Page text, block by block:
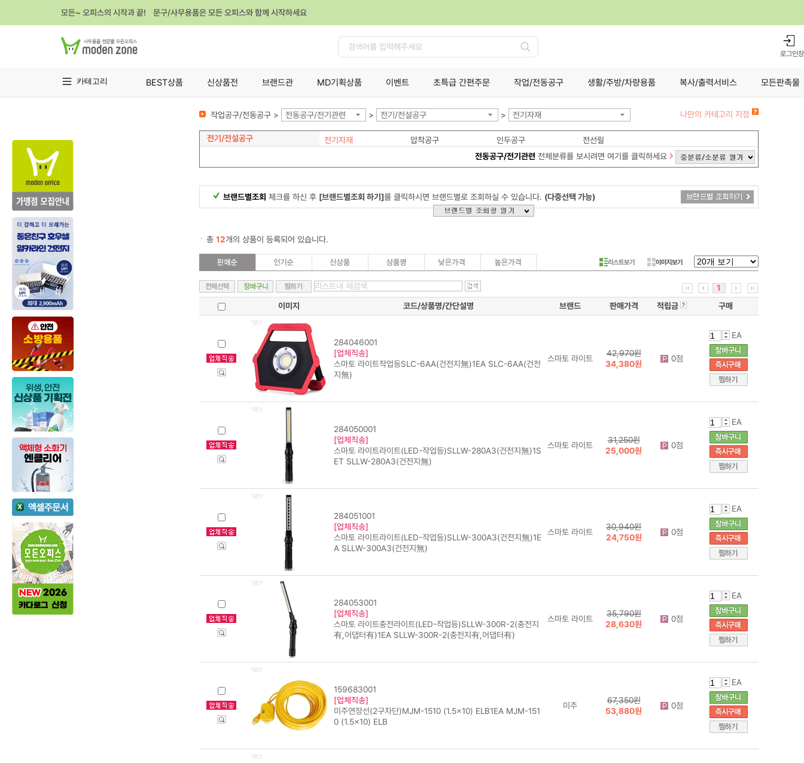
모든~ 오피스의 시작과 끝! 문구/사무용품은 모든 오피스와 함께 시작하세요
검
로그인
카테고리 BEST상품 신상품전 브랜드관 MD기획상품 이벤트 초특급 간편주문 작업/전동공구 생활/주방/차량용품 복사/출력서비스 모든판촉물
작업공구/전동공구 > 전동공구/전기관련 > 전기/전설공구 > 전기자재 나만의 카테고리 지정
전기/전설공구 전기자재 압착공구 인두공구
전선릴
전동공구/전기관련 전체분류를 보시려면 여기를 클릭하세요
브랜드별조회 체크를 하신 후 [브랜드별조회 하기]를 클릭하시면 브랜드별로 조회하실 수 있습니다. (다중선택 가능)
총 12개의 상품이 등록되어 있습니다.
리스트보기 이미지보기
1
이미지
코드/상품명/간단설명 브랜드 판매가격 적립금 구매
284046001
[업체직송]
스마토 라이트작업등SLC-6AA(건전지無)1EA SLC-6AA(건전
지無)
스마토 라이트
42,970원
34,380원
0점
EA
284050001
[업체직송]
스마토 라이트라이트(LED-작업등)SLLW-280A3(건전지無)1S
ET SLLW-280A3(건전지無)
스마토 라이트
31,250원
25,000원
0점
EA
284051001
[업체직송]
스마토 라이트라이트(LED-작업등)SLLW-300A3(건전지無)1E
A SLLW-300A3(건전지無)
스마토 라이트
30,940원
24,750원
0점
EA
284053001
[업체직송]
스마토 라이트충전라이트(LED-작업등)SLLW-300R-2(충전지
有,어댑터有)1EA SLLW-300R-2(충전지有,어댑터有)
스마토 라이트
35,790원
28,630원
0점
EA
159683001
[업체직송]
미주연장선(2구차단)MJM-1510 (1.5x10) ELB1EA MJM-151
0 (1.5x10) ELB
미주
67,350원
53,880원
0점
EA